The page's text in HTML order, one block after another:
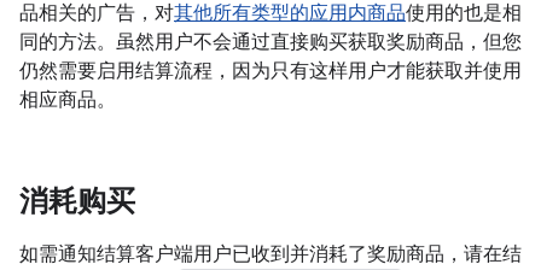
品相关的广告，对其他所有类型的应用内商品使用的也是相
同的方法。虽然用户不会通过直接购买获取奖励商品，但您
仍然需要启用结算流程，因为只有这样用户才能获取并使用
相应商品。
消耗购买
如需通知结算客户端用户已收到并消耗了奖励商品，请在结